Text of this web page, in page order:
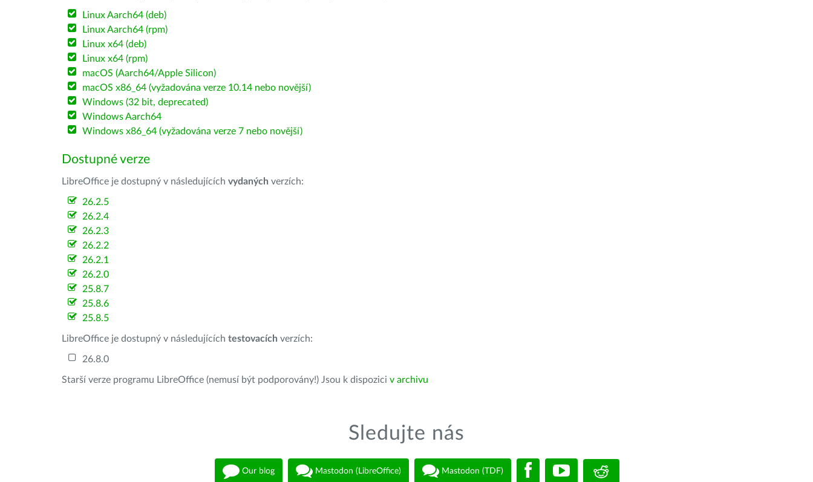
Linux Aarch64 (deb)
Linux Aarch64 (rpm)
Linux x64 (deb)
Linux x64 (rpm)
macOS (Aarch64/Apple Silicon)
macOS x86_64 (vyžadována verze 10.14 nebo novější)
Windows (32 bit, deprecated)
Windows Aarch64
Windows x86_64 (vyžadována verze 7 nebo novější)
Dostupné verze
LibreOffice je dostupný v následujících vydaných verzích:
26.2.5
26.2.4
26.2.3
26.2.2
26.2.1
26.2.0
25.8.7
25.8.6
25.8.5
LibreOffice je dostupný v následujících testovacích verzích:
26.8.0
Starší verze programu LibreOffice (nemusí být podporovány!) Jsou k dispozici v archivu
Sledujte nás
Our blog Mastodon (LibreOffice) Mastodon (TDF)